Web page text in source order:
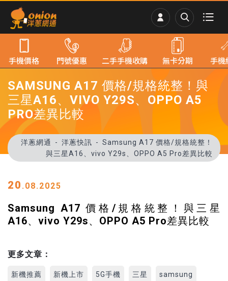
SAMSUNG A17 價格/規格統整！與
三星A16、VIVO Y29S、OPPO A5
PRO差異比較
洋蔥網通 洋蔥快訊
Samsung A17 價格/規格統整！
與三星A16、vivo Y29s、OPPO A5 Pro差異比較
20 .08.2025
Samsung A17 價格/規格統整！與三星
A16、vivo Y29s、OPPO A5 Pro差異比較
更多文章：
新機推薦 新機上市 5G手機 三星 samsung
手機價格 門號優惠 二手手機收購 無卡分期 手機